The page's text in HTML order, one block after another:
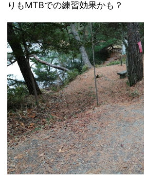
りもMTBでの練習効果かも？